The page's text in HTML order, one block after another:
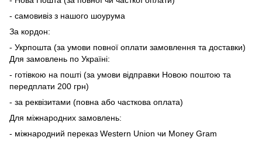
- самовивіз з нашого шоурума
За кордон:
- Укрпошта (за умови повної оплати замовлення та доставки)
Для замовлень по Україні:
- готівкою на пошті (за умови відправки Новою поштою та
передплати 200 грн)
- за реквізитами (повна або часткова оплата)
Для міжнародних замовлень:
- міжнародний переказ Western Union чи Money Gram